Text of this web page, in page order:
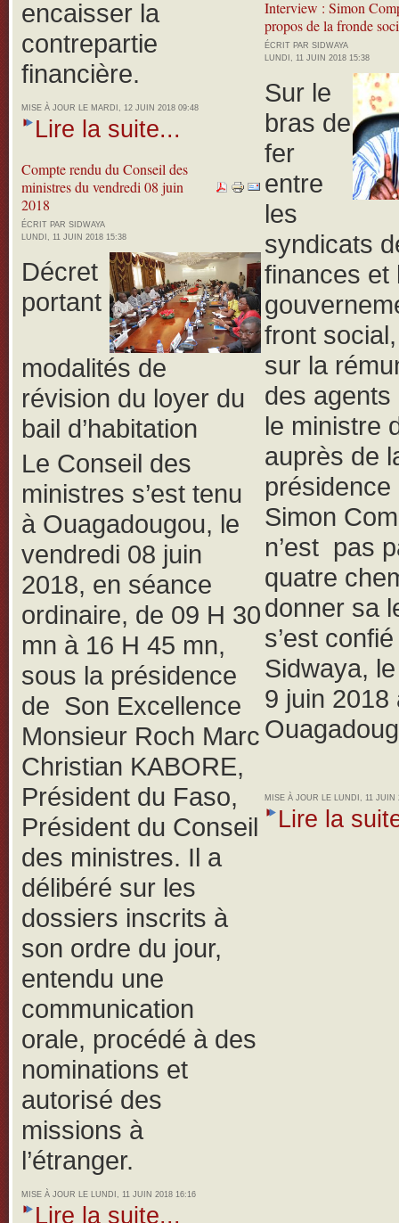
encaisser la
contrepartie
financière.
MISE À JOUR LE MARDI, 12 JUIN 2018 09:48
Lire la suite...
Compte rendu du Conseil des
ministres du vendredi 08 juin
2018
ÉCRIT PAR SIDWAYA
LUNDI, 11 JUIN 2018 15:38
Décret
portant
modalités de
révision du loyer du
bail d’habitation
Le Conseil des
ministres s’est tenu
à Ouagadougou, le
vendredi 08 juin
2018, en séance
ordinaire, de 09 H 30
mn à 16 H 45 mn,
sous la présidence
de Son Excellence
Monsieur Roch Marc
Christian KABORE,
Président du Faso,
Président du Conseil
des ministres. Il a
délibéré sur les
dossiers inscrits à
son ordre du jour,
entendu une
communication
orale, procédé à des
nominations et
autorisé des
missions à
l’étranger.
MISE À JOUR LE LUNDI, 11 JUIN 2018 16:16
Lire la suite...
Interview : Simon
propos de la fronde
ÉCRIT PAR SIDWAYA
LUNDI, 11 JUIN 2018 15:38
Sur le
bras de
fer
entre
les
syndicats
finances et
front
sur la
des agents
le ministre
auprès de
Simon
n’est pas
quatre
donner sa
s’est
Sidwaya,
9 juin 2018
MISE À JOUR LE LUNDI, 11 JUIN
Lire la